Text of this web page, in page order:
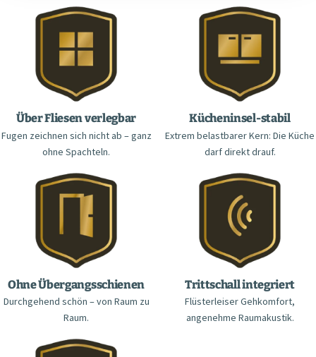
Über Fliesen verlegbar
Fugen zeichnen sich nicht ab – ganz
ohne Spachteln.
Kücheninsel-stabil
Extrem belastbarer Kern: Die Küche
darf direkt drauf.
Ohne Übergangsschienen
Durchgehend schön – von Raum zu
Raum.
Trittschall integriert
Flüsterleiser Gehkomfort,
angenehme Raumakustik.